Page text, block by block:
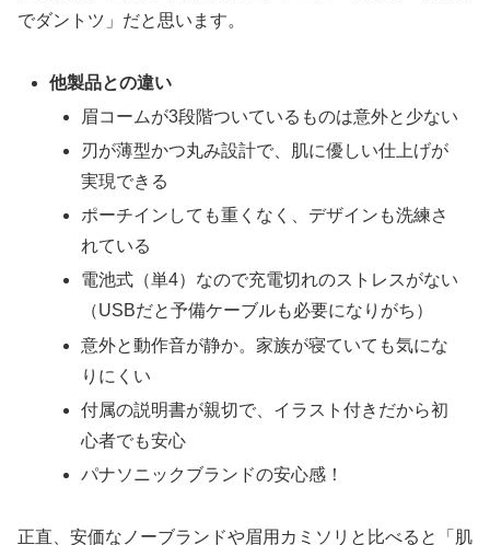
でダントツ」だと思います。
他製品との違い
眉コームが3段階ついているものは意外と少ない
刃が薄型かつ丸み設計で、肌に優しい仕上げが
実現できる
ポーチインしても重くなく、デザインも洗練さ
れている
電池式（単4）なので充電切れのストレスがない
（USBだと予備ケーブルも必要になりがち）
意外と動作音が静か。家族が寝ていても気にな
りにくい
付属の説明書が親切で、イラスト付きだから初
心者でも安心
パナソニックブランドの安心感！
正直、安価なノーブランドや眉用カミソリと比べると「肌